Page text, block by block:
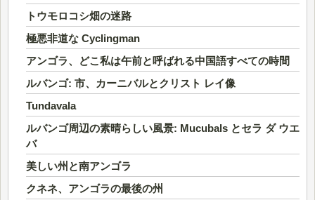
トウモロコシ畑の迷路
極悪非道な Cyclingman
アンゴラ、どこ私は午前と呼ばれる中国語すべての時間
ルバンゴ: 市、カーニバルとクリスト レイ像
Tundavala
ルバンゴ周辺の素晴らしい風景: Mucubals とセラ ダ ウエ
バ
美しい州と南アンゴラ
クネネ、アンゴラの最後の州